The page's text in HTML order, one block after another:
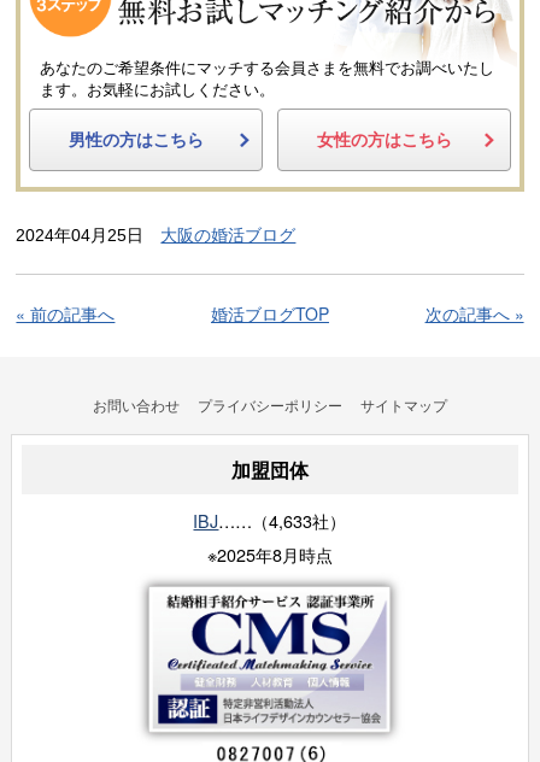
あなたのご希望条件にマッチする会員さまを無料でお調べいたし
ます。
お気軽にお試しください。
男性の方はこちら 女性の方はこちら
2024年04月25日 大阪の婚活ブログ
« 前の記事へ 婚活ブログTOP 次の記事へ »
お問い合わせ プライバシーポリシー サイトマップ
加盟団体
IBJ……（4,633社）
※2025年8月時点